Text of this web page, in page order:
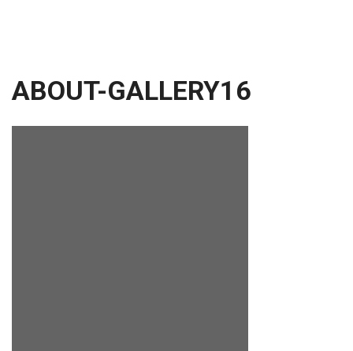
ABOUT-GALLERY16